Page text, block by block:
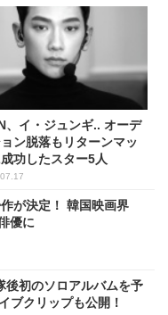
、イ・ジュンギ.. オーデ
ョン脱落もリターンマッ
功したスター5人
が決定！ 韓国映画界
優に
後初のソロアルバムを予
クリップも公開！